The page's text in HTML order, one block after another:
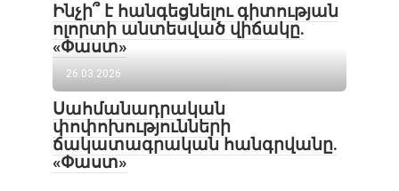
Ինչի՞ է հանգեցնելու գիտության
ոլորտի անտեսված վիճակը.
«Փաստ»
26.03.2026
Սահմանադրական
փոփոխությունների
ճակատագրական հանգրվանը.
«Փաստ»